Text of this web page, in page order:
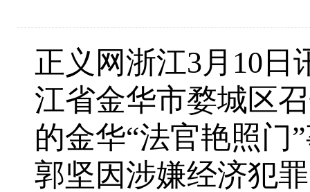
正义网浙江3月10
江省金华市婺城区
的金华“法官艳照门
郭坚因涉嫌经济犯